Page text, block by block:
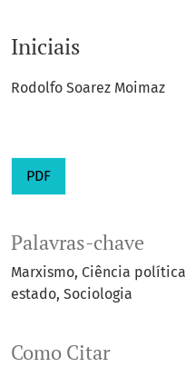
Iniciais
Rodolfo Soarez Moimaz
PDF
Palavras-chave
Marxismo Ciência política
estado Sociologia
Como Citar